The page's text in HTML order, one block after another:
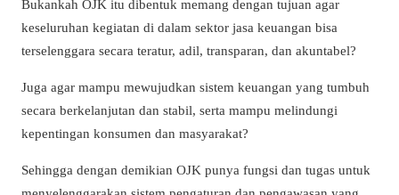
Bukankah OJK itu dibentuk memang dengan tujuan agar
keseluruhan kegiatan di dalam sektor jasa keuangan bisa
terselenggara secara teratur, adil, transparan, dan akuntabel?
Juga agar mampu mewujudkan sistem keuangan yang tumbuh
secara berkelanjutan dan stabil, serta mampu melindungi
kepentingan konsumen dan masyarakat?
Sehingga dengan demikian OJK punya fungsi dan tugas untuk